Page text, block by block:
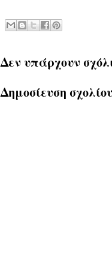
Δεν υπάρχουν
Δημοσίευση